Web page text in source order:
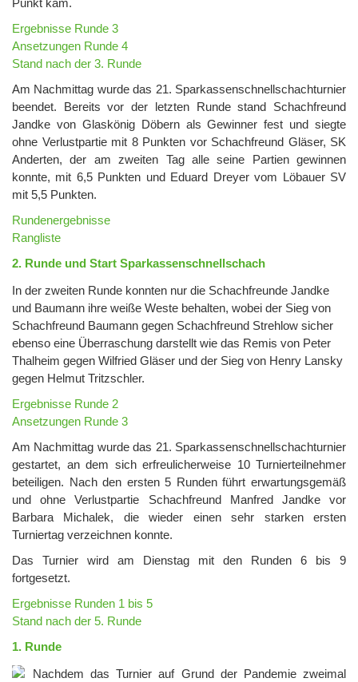
Punkt kam.
Ergebnisse Runde 3
Ansetzungen Runde 4
Stand nach der 3. Runde
Am Nachmittag wurde das 21. Sparkassenschnellschachturnier
beendet. Bereits vor der letzten Runde stand Schachfreund
Jandke von Glaskönig Döbern als Gewinner fest und siegte
ohne Verlustpartie mit 8 Punkten vor Schachfreund Gläser, SK
Anderten, der am zweiten Tag alle seine Partien gewinnen
konnte, mit 6,5 Punkten und Eduard Dreyer vom Löbauer SV
mit 5,5 Punkten.
Rundenergebnisse
Rangliste
2. Runde und Start Sparkassenschnellschach
In der zweiten Runde konnten nur die Schachfreunde Jandke
und Baumann ihre weiße Weste behalten, wobei der Sieg von
Schachfreund Baumann gegen Schachfreund Strehlow sicher
ebenso eine Überraschung darstellt wie das Remis von Peter
Thalheim gegen Wilfried Gläser und der Sieg von Henry Lansky
gegen Helmut Tritzschler.
Ergebnisse Runde 2
Ansetzungen Runde 3
Am Nachmittag wurde das 21. Sparkassenschnellschachturnier
gestartet, an dem sich erfreulicherweise 10 Turnierteilnehmer
beteiligen. Nach den ersten 5 Runden führt erwartungsgemäß
und ohne Verlustpartie Schachfreund Manfred Jandke vor
Barbara Michalek, die wieder einen sehr starken ersten
Turniertag verzeichnen konnte.
Das Turnier wird am Dienstag mit den Runden 6 bis 9
fortgesetzt.
Ergebnisse Runden 1 bis 5
Stand nach der 5. Runde
1. Runde
Nachdem das Turnier auf Grund der Pandemie zweimal